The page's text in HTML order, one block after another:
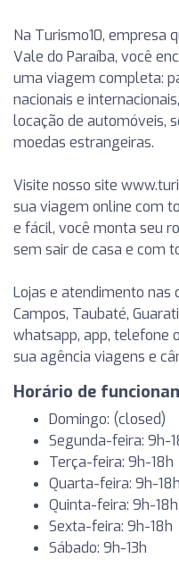
Na Turismo10, empresa
Vale do Paraíba, você
uma viagem completa:
nacionais e
locação de automóveis,
moedas estrangeiras.
Visite nosso site
sua viagem online com
e fácil, você monta seu
sem sair de casa e com
Lojas e atendimento nas
Campos, Taubaté,
whatsapp, app, telefone
sua agência viagens e
Horário de
Domingo: (closed)
Segunda-feira: 9h-
Terça-feira: 9h-18h
Quarta-feira: 9h-18h
Quinta-feira: 9h-18h
Sexta-feira: 9h-18h
Sábado: 9h-13h